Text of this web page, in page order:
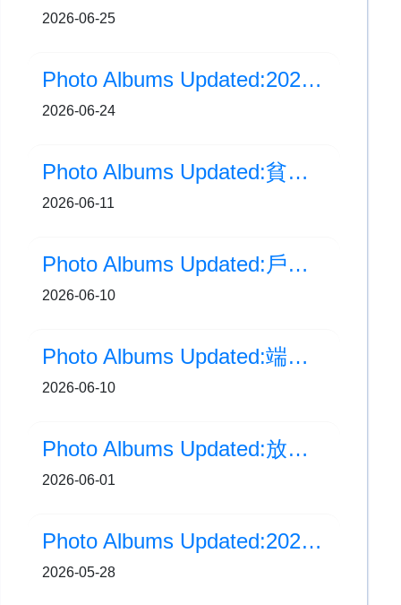
2026-06-25
Photo Albums Updated:2025-2026年度 救世軍屬下小學聯校畢業禮
2026-06-24
Photo Albums Updated:貧富宴
2026-06-11
Photo Albums Updated:戶外學習-參觀香港太空館
2026-06-10
Photo Albums Updated:端午五谷搖搖樂手工製作
2026-06-10
Photo Albums Updated:放飛社區：紙飛機藝聚計劃 - 開幕禮
2026-06-01
Photo Albums Updated:2025-2026 年度大嶼山區小學聯校游泳比賽 (比賽部分)
2026-05-28